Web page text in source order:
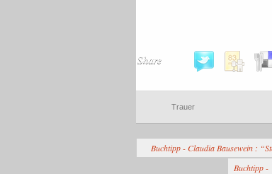
Share
Trauer
Buchtipp - Claudia Bausewein :
Buchtipp -